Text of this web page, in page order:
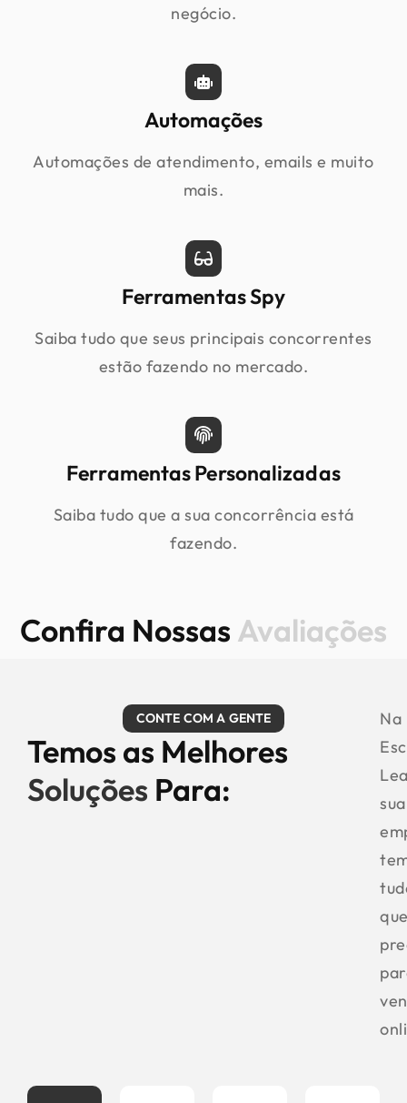
negócio.
Automações
Automações de atendimento, emails e muito
mais.
Ferramentas Spy
Saiba tudo que seus principais concorrentes
estão fazendo no mercado.
Ferramentas Personalizadas
Saiba tudo que a sua concorrência está
fazendo.
Confira Nossas Avaliações
CONTE COM A GENTE
Temos as Melhores
Soluções Para:
Na
sua